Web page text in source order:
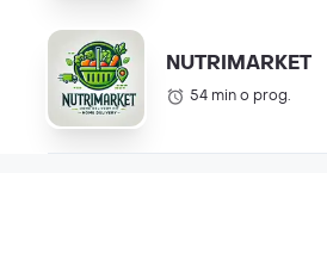
NUTRIMARKET
54 min o prog.